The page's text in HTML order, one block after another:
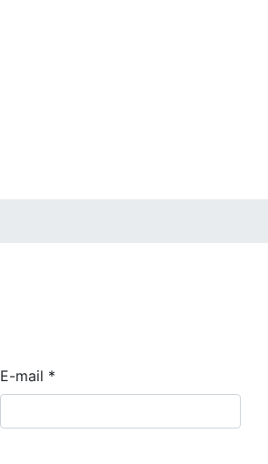
E-mail *